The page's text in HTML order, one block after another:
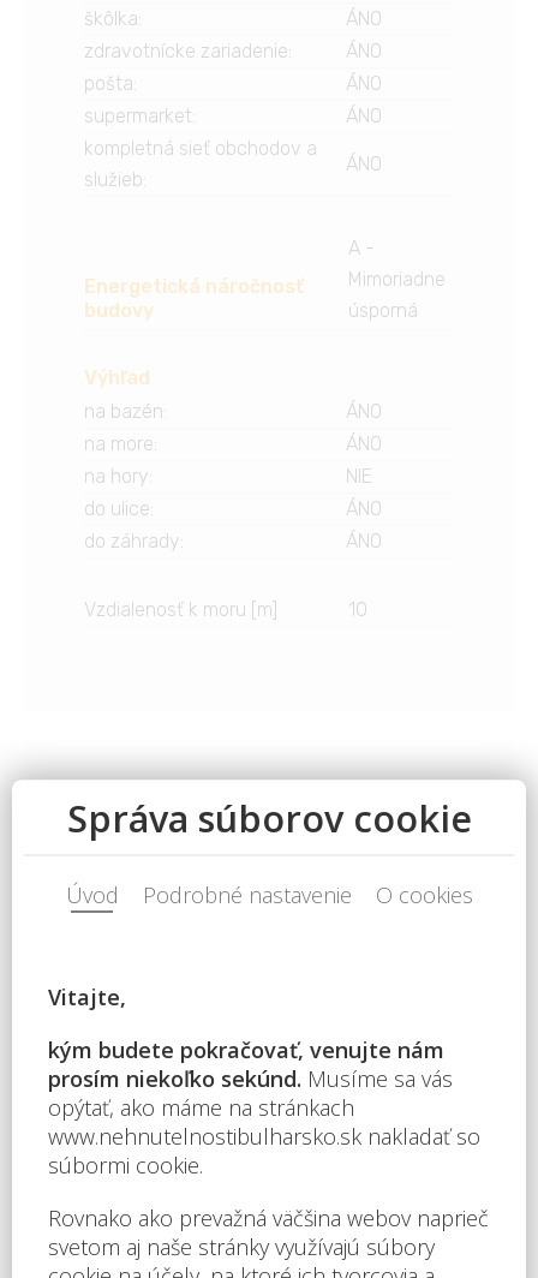
škôlka:
ÁNO
zdravotnícke zariadenie:
ÁNO
pošta:
ÁNO
supermarket:
ÁNO
kompletná sieť obchodov a
služieb:
ÁNO
Energetická náročnosť
budovy
A -
Mimoriadne
úsporná
Výhľad
na bazén:
ÁNO
na more:
ÁNO
na hory:
NIE
do ulice:
ÁNO
do záhrady: ÁNO
Vzdialenosť k moru [m] 10
Popis nehnuteľnosti
Apartmán ponúka výhľad na more a je zariadený v
pobreží Čierneho mora. Komplex disponuje bazénmi s
vodnými šmykľavkami, športoviskami a bezplatnými
spoločenskými hrami, ako sú air hockey, stolný futbal a
stolný tenis. Hostia môžu využívať vynikajúce
gastronomické služby vrátane bufetových reštaurácií,
reštaurácií à la carte, snack barov a barov pri bazéne.
Reštaurácie v komplexe patria medzi najlepšie v
letoviskách Slnečné pobrežie a Sveti Vlas. Recepcia je k
dispozícii 24 hodín denne. Komplex je nový, postavený z
kvalitných materiálov a spĺňa vysoké hygienické